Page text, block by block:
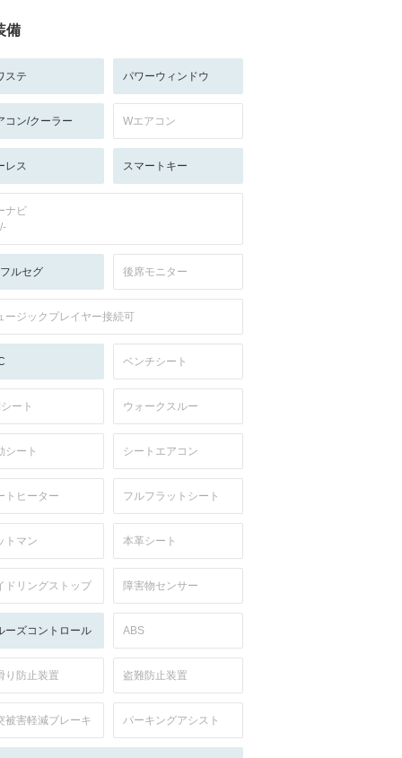
備
ステ パワーウィンドウ
コン/クーラー Wエアコン
レス スマートキー
ナビ
ルセグ 後席モニター
ージックプレイヤー接続可
ベンチシート
ート ウォークスルー
シート シートエアコン
トヒーター フルフラットシート
トマン 本革シート
ドリングストップ 障害物センサー
ーズコントロール ABS
り防止装置 盗難防止装置
被害軽減ブレーキ パーキングアシスト